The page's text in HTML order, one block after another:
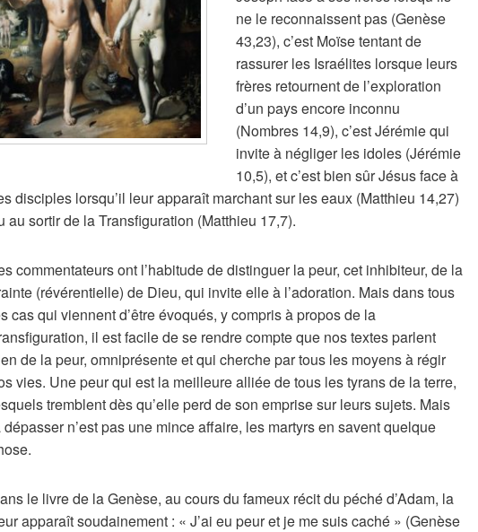
ne le reconnaissent pas (Genèse
43,23), c’est Moïse tentant de
rassurer les Israélites lorsque leurs
frères retournent de l’exploration
d’un pays encore inconnu
(Nombres 14,9), c’est Jérémie qui
invite à négliger les idoles (Jérémie
10,5), et c’est bien sûr Jésus face à
disciples lorsqu’il leur apparaît marchant sur les eaux (Matthieu 14,27)
au sortir de la Transfiguration (Matthieu 17,7).
commentateurs ont l’habitude de distinguer la peur, cet inhibiteur, de la
(révérentielle) de Dieu, qui invite elle à l’adoration. Mais dans tous
cas qui viennent d’être évoqués, y compris à propos de la
il est facile de se rendre compte que nos textes parlent
de la peur, omniprésente et qui cherche par tous les moyens à régir
vies. Une peur qui est la meilleure alliée de tous les tyrans de la terre,
tremblent dès qu’elle perd de son emprise sur leurs sujets. Mais
dépasser n’est pas une mince affaire, les martyrs en savent quelque
le livre de la Genèse, au cours du fameux récit du péché d’Adam, la
apparaît soudainement : « J’ai eu peur et je me suis caché » (Genèse